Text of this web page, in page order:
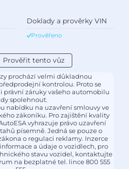
Doklady a prověrky VIN
Prověřeno
Prověřit tento vůz
prochází velmi důkladnou
kontrolou. Proto se
právní záruky vašeho automobilu
spolehnout.
nabídku na uzavření smlouvy ve
zákoníku. Pro zajištění kvality
vyhrazuje právo uzavření
písemně. Jedná se pouze o
o regulaci reklamy. Inzerce
a údaje o vozidlech, pro
stavu vozidel, kontaktujte
na bezplatné tel. lince 800 555